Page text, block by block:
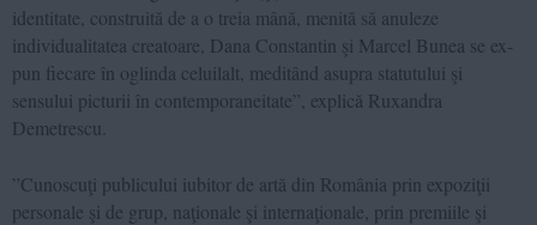
identitate, construită de a o treia mână, menită să anuleze
individualitatea creatoare, Dana Constantin şi Marcel Bunea se ex-
pun fiecare în oglinda celuilalt, meditând asupra statutului şi
sensului picturii în contemporaneitate”, explică Ruxandra
Demetrescu.
”Cunoscuţi publicului iubitor de artă din România prin expoziţii
personale şi de grup, naţionale şi internaţionale, prin premiile şi